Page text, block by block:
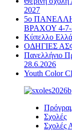
2027
5ο
ΒΡΑΧΟΥ 4-7-
Κύπελλο
ΟΔΗΓΙΕΣ
Πανελλήνιο
28.6.2026
Youth Color
Σχολές
Σχολές